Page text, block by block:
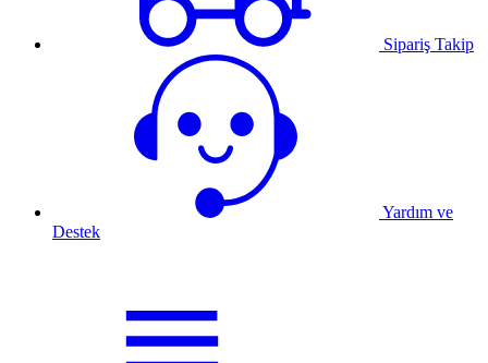
Sipariş Takip
Yardım ve
Destek